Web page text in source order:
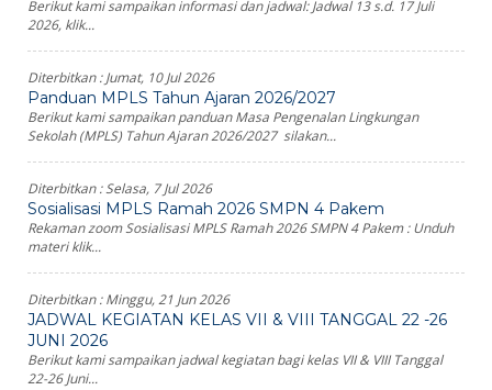
Berikut kami sampaikan informasi dan jadwal: Jadwal 13 s.d. 17 Juli
2026, klik...
Diterbitkan :Jumat, 10 Jul 2026
Panduan MPLS Tahun Ajaran 2026/2027
Berikut kami sampaikan panduan Masa Pengenalan Lingkungan
Sekolah (MPLS) Tahun Ajaran 2026/2027 silakan...
Diterbitkan :Selasa, 7 Jul 2026
Sosialisasi MPLS Ramah 2026 SMPN 4 Pakem
Rekaman zoom Sosialisasi MPLS Ramah 2026 SMPN 4 Pakem : Unduh
materi klik...
Diterbitkan :Minggu, 21 Jun 2026
JADWAL KEGIATAN KELAS VII & VIII TANGGAL 22 -26
JUNI 2026
Berikut kami sampaikan jadwal kegiatan bagi kelas VII & VIII Tanggal
22-26 Juni...